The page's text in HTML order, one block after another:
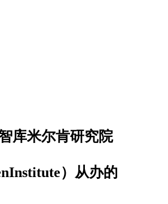
库米尔肯研究院
）从办的